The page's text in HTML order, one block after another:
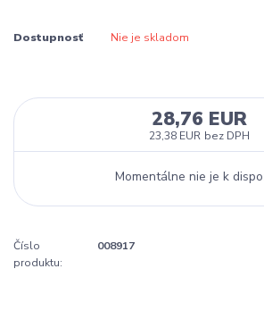
Dostupnosť Nie je skladom
28,76 EUR
23,38 EUR bez DPH
Momentálne nie je k
Číslo
produktu:
008917